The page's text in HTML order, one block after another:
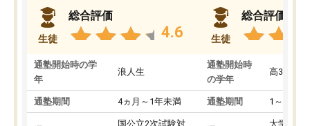
生徒
総合評価
4.6
通塾開始時の学
年
浪人生
通塾期間 4ヵ月～1年未満
国公立2次試験対
生徒
総合評価
通塾開始時
の学年
高3
通塾期間 1～3ヵ月
大学入学